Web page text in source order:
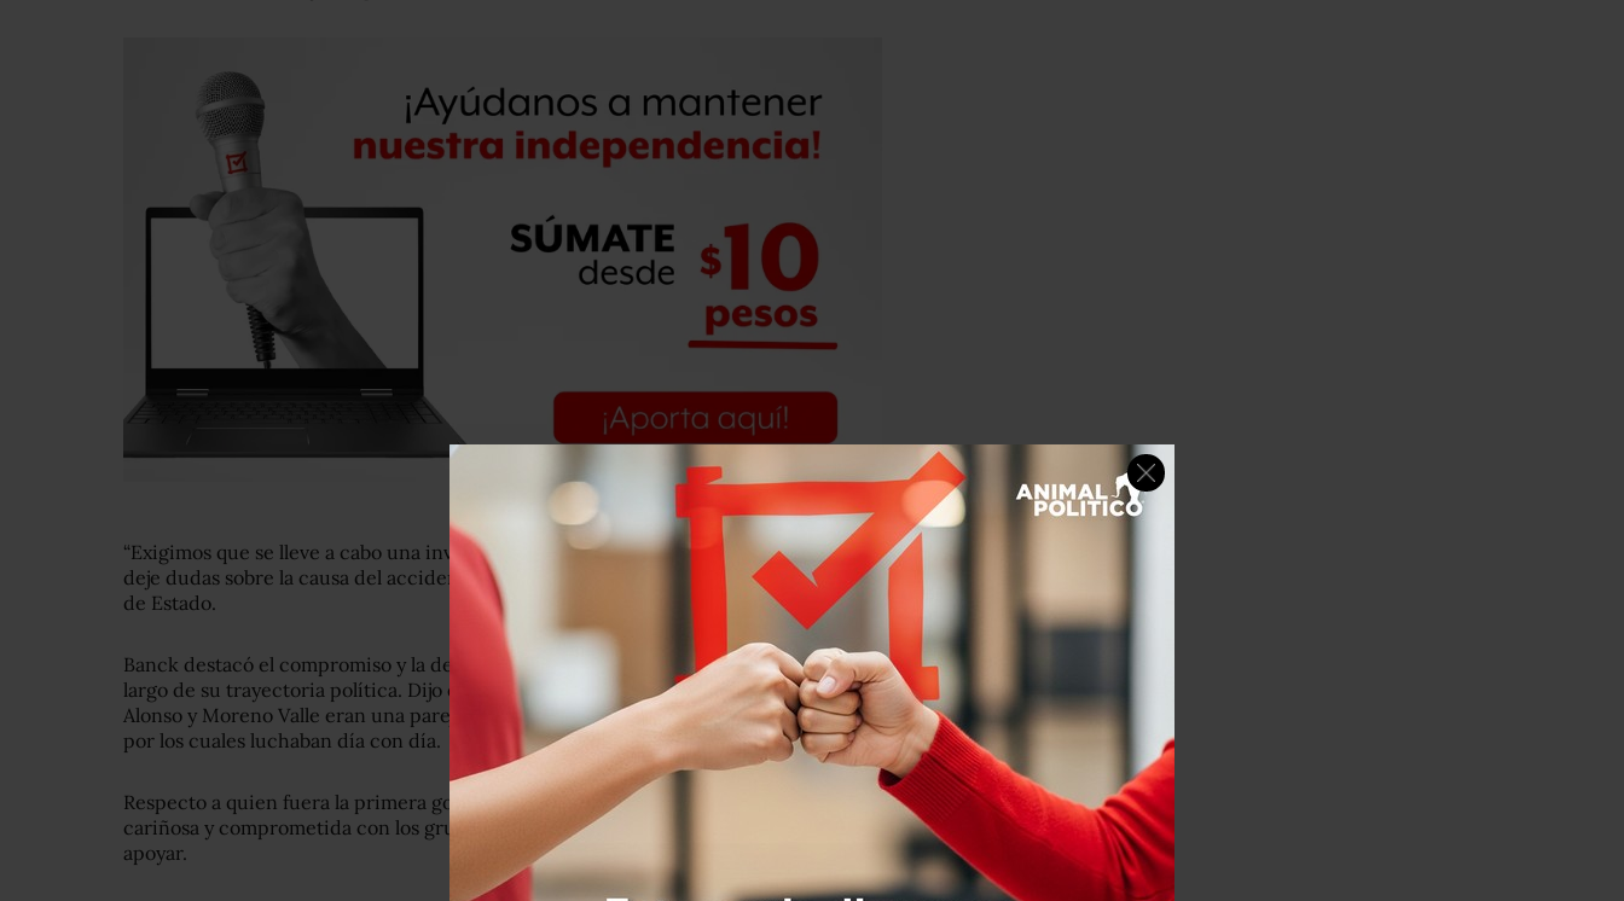
“Exigimos que se lleve a cabo una investigación profesional e independiente que no
deje dudas sobre la causa del accidente”, afirmó el funcionario estatal en el Funeral
de Estado.
Banck destacó el compromiso y la determinación que mostró el matrimonio a lo
largo de su trayectoria política. Dijo que a sus casi 15 años de matrimonio, Erika
Alonso y Moreno Valle eran una pareja compenetrada, que tenían objetivos claros
por los cuales luchaban día con día.
Respecto a quien fuera la primera gobernadora del estado, destacó su personalidad
cariñosa y comprometida con los grupos vulnerables a quienes, dijo, siempre buscó
apoyar.